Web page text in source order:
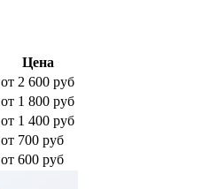
Цена
от 2 600 руб
от 1 800 руб
от 1 400 руб
от 700 руб
от 600 руб